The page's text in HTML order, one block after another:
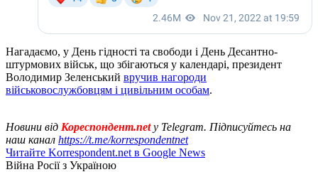
Нагадаємо, у День гідності та свободи і День Десантно-
штурмових військ, що збігаються у календарі, президент
Володимир Зеленський вручив нагороди
військовослужбовцям і цивільним особам.
Новини від Кореспондент.netу Telegram. Підписуйтесь на
наш канал https://t.me/korrespondentnet
Читайте Korrespondent.net в Google News
Війна Росії з Україною